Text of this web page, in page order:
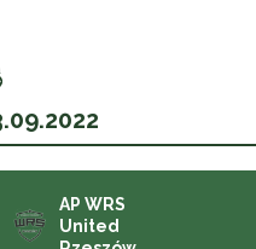
AP WRS
United